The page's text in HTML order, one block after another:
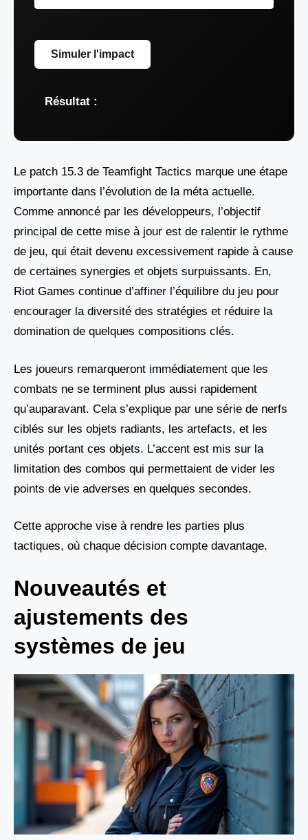
Simuler l'impact
Résultat :
Le patch 15.3 de Teamfight Tactics marque une étape
importante dans l’évolution de la méta actuelle.
Comme annoncé par les développeurs, l’objectif
principal de cette mise à jour est de ralentir le rythme
de jeu, qui était devenu excessivement rapide à cause
de certaines synergies et objets surpuissants. En,
Riot Games continue d’affiner l’équilibre du jeu pour
encourager la diversité des stratégies et réduire la
domination de quelques compositions clés.
Les joueurs remarqueront immédiatement que les
combats ne se terminent plus aussi rapidement
qu’auparavant. Cela s’explique par une série de nerfs
ciblés sur les objets radiants, les artefacts, et les
unités portant ces objets. L’accent est mis sur la
limitation des combos qui permettaient de vider les
points de vie adverses en quelques secondes.
Cette approche vise à rendre les parties plus
tactiques, où chaque décision compte davantage.
Nouveautés et
ajustements des
systèmes de jeu